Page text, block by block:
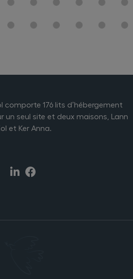
comporte 176 lits d’hébergement
un seul site et deux maisons, Lann
et Ker Anna.